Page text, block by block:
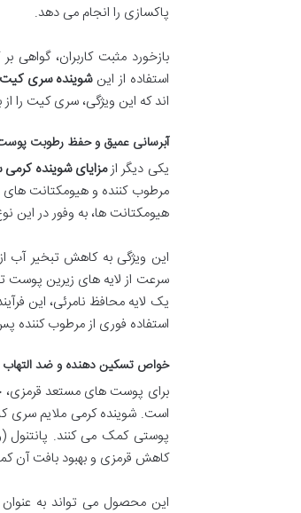
پاکسازی را انجام می دهد.
بازخورد مثبت کاربران،
استفاده از اینشوینده سری
اند که این ویژگی، سری کیت را
آبرسانی عمیق و حفظ رطوبت
یکی دیگر ازمزایای شوینده
مرطوب کننده و هیومکتانت
هیومکتانت ها، به وفور در این
سرعت از لایه های زیرین پوست
یک لایه محافظ نامرئی، این
استفاده فوری از مرطوب
خواص تسکین دهنده و ضد
برای پوست های مستعد قرمزی،
است. شوینده کرمی ملایم سری
کاهش قرمزی و بهبود بافت آن
این محصول می تواند به